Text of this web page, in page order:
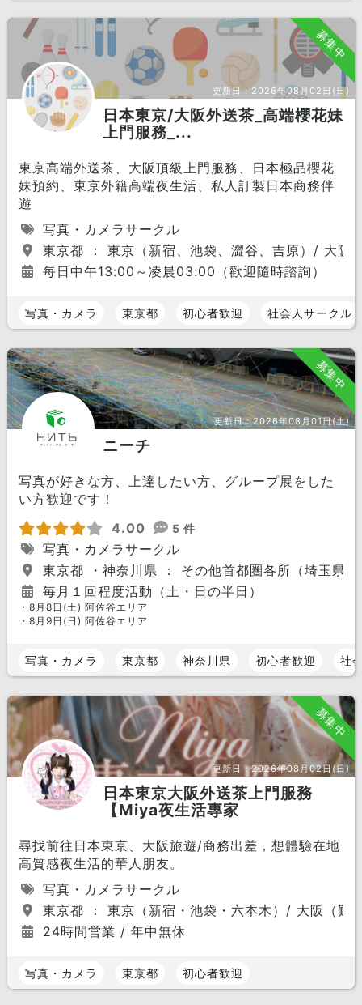
募集中
更新日：2026年08月02日(日)
日本東京/大阪外送茶_高端櫻花妹
上門服務_...
東京高端外送茶、大阪頂級上門服務、日本極品櫻花
妹預約、東京外籍高端夜生活、私人訂製日本商務伴
遊
写真・カメラサークル
東京都 ： 東京（新宿、池袋、澀谷、吉原）/ 大阪
每日中午13:00～凌晨03:00（歡迎隨時諮詢）
写真・カメラ 東京都 初心者歓迎 社会人サークル
募集中
更新日：2026年08月01日(土)
ニーチ
写真が好きな方、上達したい方、グループ展をした
い方歓迎です！
4.00
5 件
写真・カメラサークル
東京都 ・神奈川県 ： その他首都圏各所（埼玉県
毎月１回程度活動（土・日の半日）
・8月8日(土) 阿佐谷エリア
・8月9日(日) 阿佐谷エリア
写真・カメラ 東京都 神奈川県 初心者歓迎 社
募集中
更新日：2026年08月02日(日)
日本東京大阪外送茶上門服務
【Miya夜生活專家
尋找前往日本東京、大阪旅遊/商務出差，想體驗在地
高質感夜生活的華人朋友。
写真・カメラサークル
東京都 ： 東京（新宿・池袋・六本木）/ 大阪（難
24時間営業 / 年中無休
写真・カメラ 東京都 初心者歓迎